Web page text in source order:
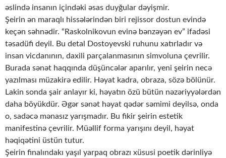
əslində insanın içindəki əsas duyğular dəyişmir.
Şeirin ən maraqlı hissələrindən biri rejissor dostun evində
keçən səhnədir. “Raskolnikovun evinə bənzəyən ev” ifadəsi
təsadüfi deyil. Bu detal Dostoyevski ruhunu xatırladır və
insan vicdanının, daxili parçalanmasının simvoluna çevrilir.
Burada sənət haqqında düşüncələr aparılır, yeni şeirin necə
yazılması müzakirə edilir. Həyat kadra, obraza, sözə bölünür.
Lakin sonda şair anlayır ki, həyatın özü bütün nəzəriyyələrdən
daha böyükdür. Əgər sənət həyat qədər səmimi deyilsə, onda
o, sadəcə mənasız yarışmadır. Bu fikir şeirin estetik
manifestinə çevrilir. Müəllif forma yarışını deyil, həyat
həqiqətini üstün tutur.
Şeirin finalındakı yaşıl yarpaq obrazı xüsusi poetik dərinliyə